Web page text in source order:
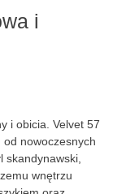
i
i obicia. Velvet 57
nowoczesnych
skandynawski,
wnętrzu